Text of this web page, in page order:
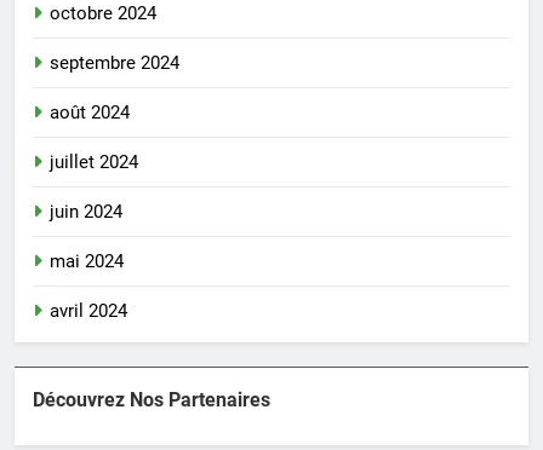
octobre 2024
septembre 2024
août 2024
juillet 2024
juin 2024
mai 2024
avril 2024
Découvrez Nos Partenaires